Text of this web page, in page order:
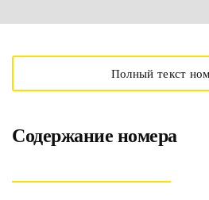
Полный текст
Содержание номера